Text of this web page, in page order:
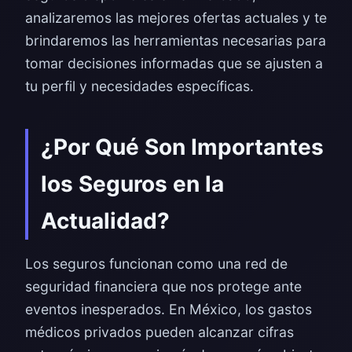
analizaremos las mejores ofertas actuales y te
brindaremos las herramientas necesarias para
tomar decisiones informadas que se ajusten a
tu perfil y necesidades específicas.
¿Por Qué Son Importantes
los Seguros en la
Actualidad?
Los seguros funcionan como una red de
seguridad financiera que nos protege ante
eventos inesperados. En México, los gastos
médicos privados pueden alcanzar cifras